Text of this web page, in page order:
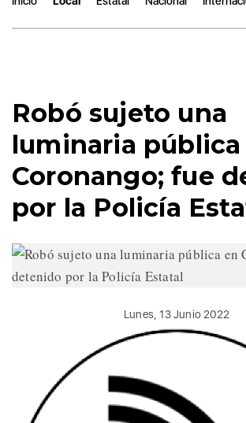
Robó sujeto una
luminaria pública
Coronango; fue
por la Policía
Lunes, 13 Junio 2022